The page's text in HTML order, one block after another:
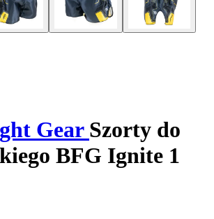
Gear Szorty do
BFG Ignite 1